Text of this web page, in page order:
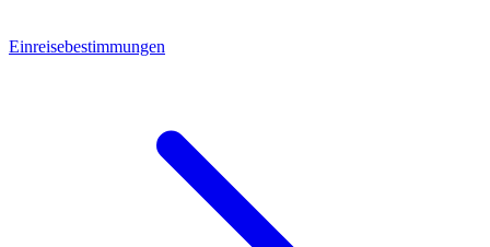
Einreisebestimmungen